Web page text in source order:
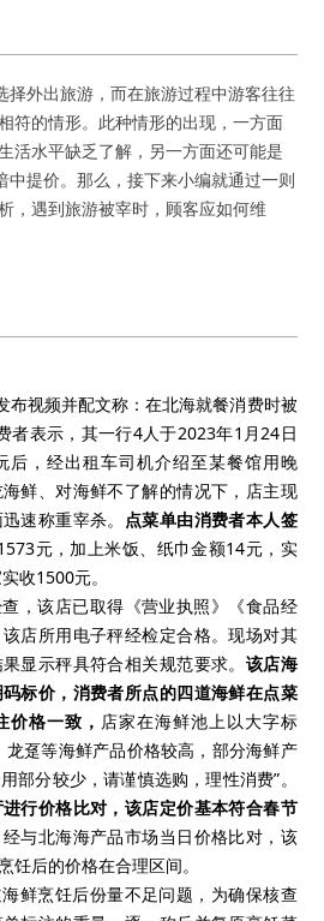
外出旅游，而在旅游过程中游客往往
符的情形。此种情形的出现，一方面
活水平缺乏了解，另一方面还可能是
中提价。那么，接下来小编就通过一则
，遇到旅游被宰时，顾客应如何维
布视频并配文称：在北海就餐消费时被
者表示，其一行4人于2023年1 月24日
后，经出租车司机介绍至某餐馆用晚
鲜、对海鲜不了解的情况下，店主现
速称重宰杀。 点菜单由消费者本人签
元，加上米饭、纸巾金额14元，实
收1500元。
，该店已取得《营业执照》《食品经
店所用电子秤经检定合格。现场对其
显示秤具符合相关规范要求。 该店海
标价，消费者所点的四道海鲜在点菜
价格一致， 店家在海鲜池上以大字标
龙趸等海鲜产品价格较高，部分海鲜产
部分较少，请谨慎选购，理性消费”。
行价格比对，该店定价基本符合春节
经与北海海产品市场当日价格比对，该
饪后的价格在合理区间。
鲜烹饪后份量不足问题，为确保核查